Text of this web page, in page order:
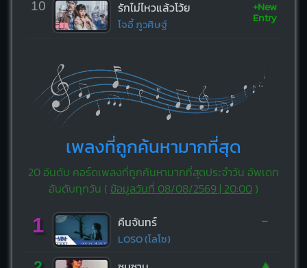
10 รักไม่ไหวแล้วโว้ย
โจอี้ ภูวศิษฐ์
+New
Entry
เพลงที่ถูกค้นหามากที่สุด
20 อันดับ คอร์ดเพลงที่ถูกค้นหามากที่สุดประจำวัน อัพเดท
อันดับทุกวัน ( ข้อมูลวันที่ 08/08/2569 | 20:00)
1 คืนจันทร์
LOSO (โลโซ)
-